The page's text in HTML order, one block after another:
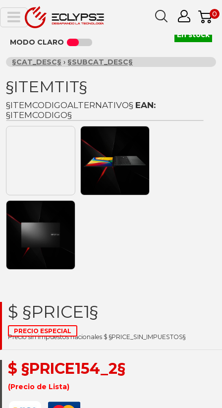
0
MODO CLARO
§CAT_DESC§ › §SUBCAT_DESC§
§ITEMTIT§
§ITEMCODIGOALTERNATIVO§ EAN:
§ITEMCODIGO§
$ §PRICE1§
PRECIO ESPECIAL
Precio sin impuestos nacionales $ §PRICE_SIN_IMPUESTOS§
$ §PRICE154_2§
(Precio de Lista)
En stock